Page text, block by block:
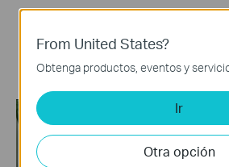
From United States?
Obtenga productos, eventos y
Ir
Otra opción